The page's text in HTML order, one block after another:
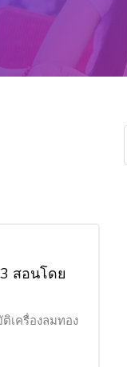
สอนโดย
เครื่องลมทอง